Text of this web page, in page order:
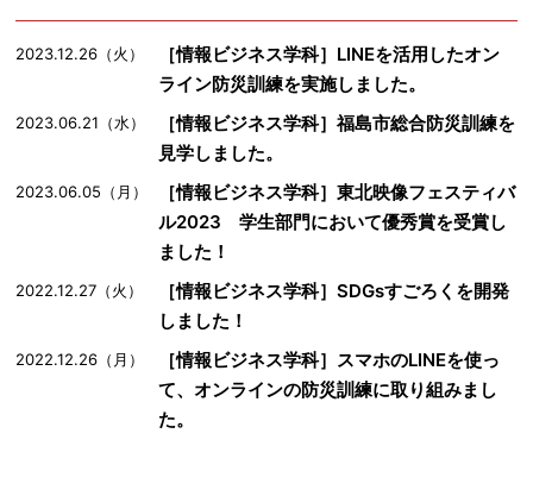
2023.12.26（火）
［情報ビジネス学科］LINEを活用したオン
ライン防災訓練を実施しました。
2023.06.21（水）
［情報ビジネス学科］福島市総合防災訓練を
見学しました。
2023.06.05（月）
［情報ビジネス学科］東北映像フェスティバ
ル2023 学生部門において優秀賞を受賞し
ました！
2022.12.27（火）
［情報ビジネス学科］SDGsすごろくを開発
しました！
2022.12.26（月）
［情報ビジネス学科］スマホのLINEを使っ
て、オンラインの防災訓練に取り組みまし
た。